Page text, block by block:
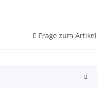
Frage zum Artikel